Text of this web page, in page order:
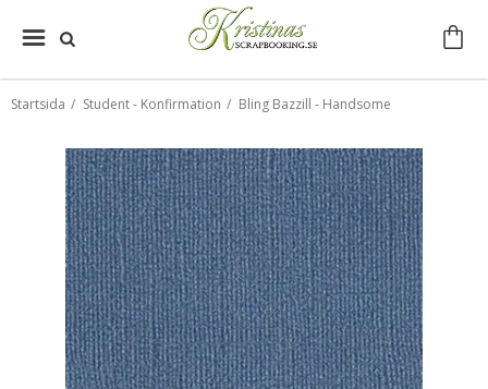
Startsida / Student - Konfirmation / Bling Bazzill - Handsome